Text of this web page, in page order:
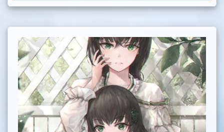
刷屏、騷擾群友，儘量別發和轉傳超長文章，或類似
轉發或網站 色情影片(有露點)-禁言1小時 / (無露點
煽情) 管理考量後決定
轉發或網站 色情影片(血腥or暴力擇一)-依照程度
禁言3∼8小時或直接被踢出群組(根據管理裁定)
轉發或網站 戀童/人獸/亂倫-直接刪貼踢除沒有機
會。